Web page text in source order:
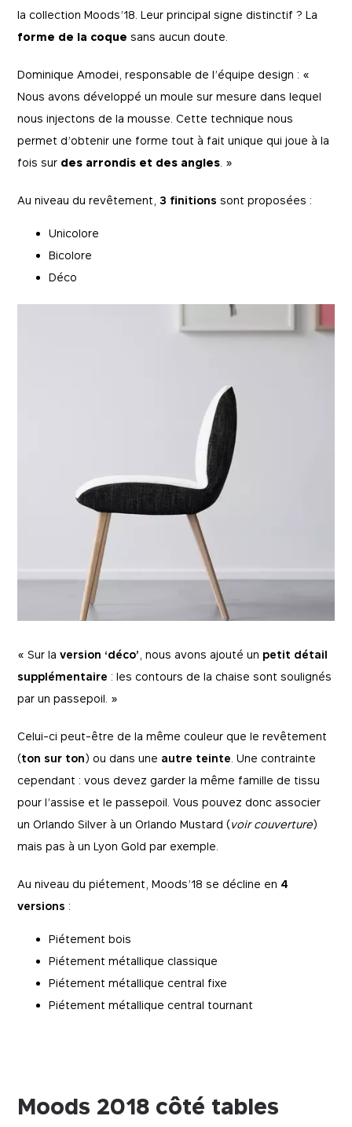
la collection Moods’18. Leur principal signe distinctif ? La
forme de la coque sans aucun doute.
Dominique Amodei, responsable de l’équipe design : «
Nous avons développé un moule sur mesure dans lequel
nous injectons de la mousse. Cette technique nous
permet d’obtenir une forme tout à fait unique qui joue à la
fois sur des arrondis et des angles . »
Au niveau du revêtement,3 finitions sont proposées :
Unicolore
Bicolore
Déco
« Sur laversion ‘déco’ , nous avons ajouté un petit détail
supplémentaire : les contours de la chaise sont soulignés
par un passepoil. »
Celui-ci peut-être de la même couleur que le revêtement
(ton sur ton) ou dans une autre teinte . Une contrainte
cependant : vous devez garder la même famille de tissu
pour l’assise et le passepoil. Vous pouvez donc associer
un Orlando Silver à un Orlando Mustard (voir couverture)
mais pas à un Lyon Gold par exemple.
Au niveau du piétement, Moods’18 se décline en 4
versions :
Piétement bois
Piétement métallique classique
Piétement métallique central fixe
Piétement métallique central tournant
Moods 2018 côté tables